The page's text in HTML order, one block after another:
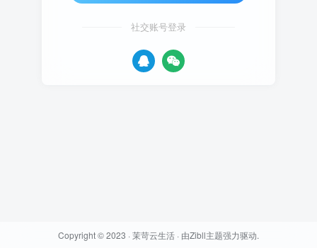
社交账号登录
Copyright © 2023 · 茉苛云生活 · 由Zibll主题强力驱动.